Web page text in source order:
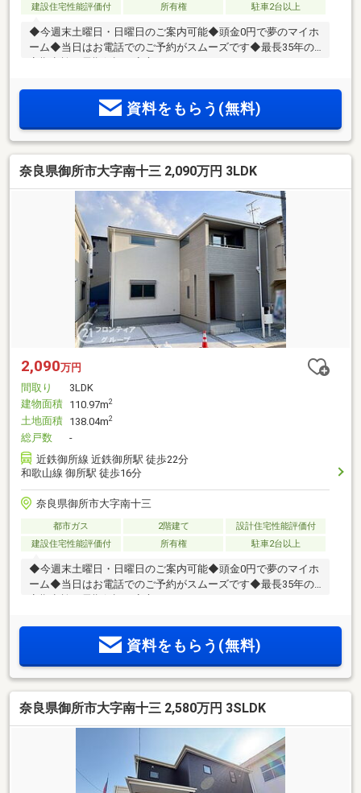
建設住宅性能評価付
所有権 駐車2台以上
◆今週末土曜日・日曜日のご案内可能◆頭金0円で夢のマイホ
ーム◆当日はお電話でのご予約がスムーズです◆最長35年の
資料をもらう(無料)
奈良県御所市大字南十三 2,090万円 3LDK
2,090万円
間取り
3LDK
建物面積 110.97m2
土地面積 138.04m2
総戸数
-
近鉄御所線 近鉄御所駅 徒歩22分
和歌山線 御所駅 徒歩16分
奈良県御所市大字南十三
都市ガス 2階建て
設計住宅性能評価付
建設住宅性能評価付
所有権 駐車2台以上
◆今週末土曜日・日曜日のご案内可能◆頭金0円で夢のマイホ
ーム◆当日はお電話でのご予約がスムーズです◆最長35年の
資料をもらう(無料)
奈良県御所市大字南十三 2,580万円 3SLDK